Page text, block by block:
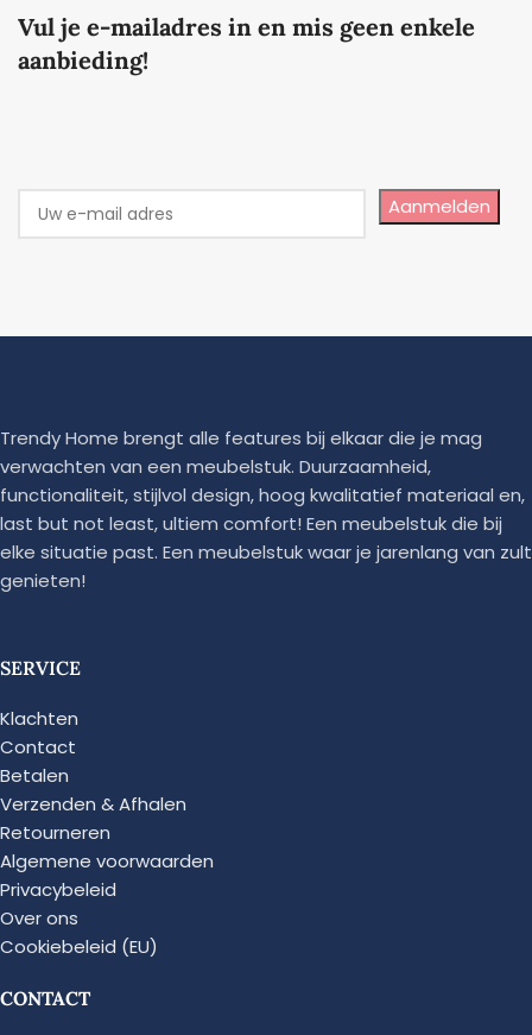
Vul je e-mailadres in en mis geen enkele
aanbieding!
Aanmelden
Trendy Home brengt alle features bij elkaar die je mag
verwachten van een meubelstuk. Duurzaamheid,
functionaliteit, stijlvol design, hoog kwalitatief materiaal en,
last but not least, ultiem comfort! Een meubelstuk die bij
elke situatie past. Een meubelstuk waar je jarenlang van zult
genieten!
SERVICE
Klachten
Contact
Betalen
Verzenden & Afhalen
Retourneren
Algemene voorwaarden
Privacybeleid
Over ons
Cookiebeleid (EU)
CONTACT